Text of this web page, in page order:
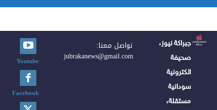
جبراكة نيوز،
صحيفة
الكترونية
سودانية
مستقلة،
تواصل معنا:
jubrakanews@gmail.com
Youtube
Facebook